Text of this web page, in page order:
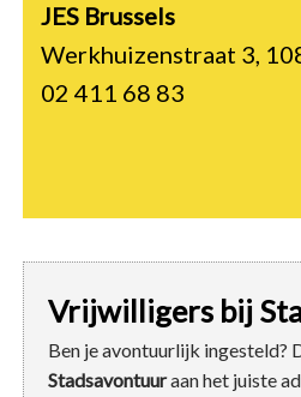
JES Brussels
Werkhuizenstraat 3,
02 411 68 83
Vrijwilligers bij
Ben je avontuurlijk ingesteld?
Stadsavontuuraan het juiste